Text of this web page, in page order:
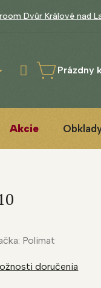
Dvůr Králové nad
NÁKUPNÝ
Prázdny
Akcie
doručenia
Polimat